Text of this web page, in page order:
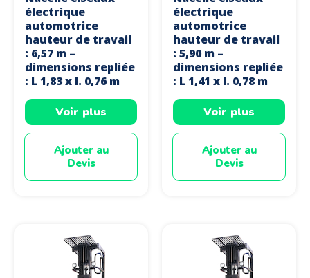
électrique
automotrice
hauteur de travail
: 6,57 m –
dimensions repliée
: L 1,83 x l. 0,76 m
Voir plus
Ajouter au
Devis
électrique
automotrice
hauteur de travail
: 5,90 m –
dimensions repliée
: L 1,41 x l. 0,78 m
Voir plus
Ajouter au
Devis